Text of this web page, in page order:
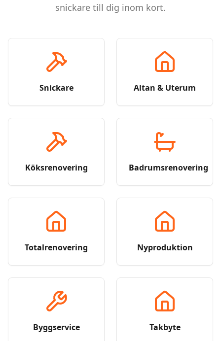
snickare till dig inom kort.
Snickare Altan & Uterum
Köksrenovering Badrumsrenovering
Totalrenovering Nyproduktion
Byggservice Takbyte